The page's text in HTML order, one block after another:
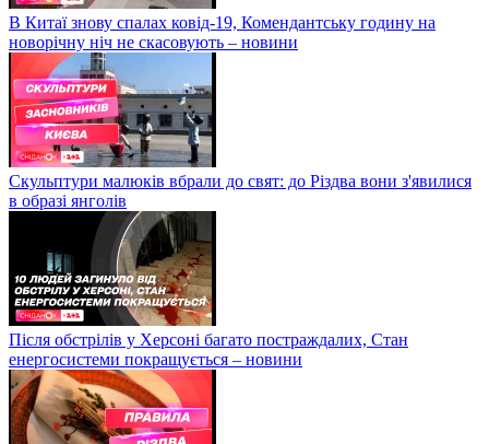
В Китаї знову спалах ковід-19, Комендантську годину на
новорічну ніч не скасовують – новини
Скульптури малюків вбрали до свят: до Різдва вони з'явилися
в образі янголів
Після обстрілів у Херсоні багато постраждалих, Стан
енергосистеми покращується – новини